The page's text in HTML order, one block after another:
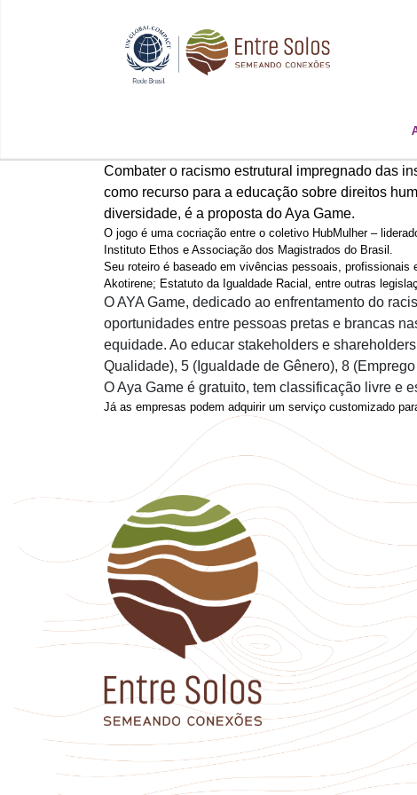
Combater o racismo estrutural impregnado das
como recurso para a educação sobre direitos
diversidade, é a proposta do Aya Game.
O jogo é uma cocriação entre o coletivo HubMulher –
Instituto Ethos e Associação dos Magistrados do Brasil.
Seu roteiro é baseado em vivências pessoais,
Akotirene; Estatuto da Igualdade Racial, entre outras
O AYA Game, dedicado ao enfrentamento do
oportunidades entre pessoas pretas e brancas
equidade. Ao educar stakeholders e
Qualidade), 5 (Igualdade de Gênero), 8
O Aya Game é gratuito, tem classificação livre e
Já as empresas podem adquirir um serviço customizado